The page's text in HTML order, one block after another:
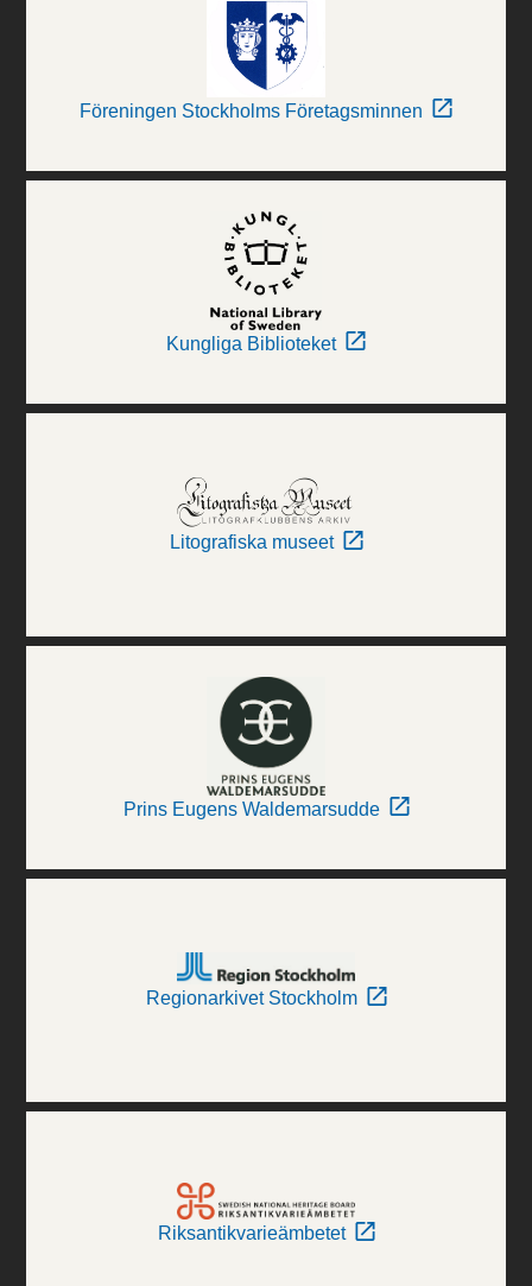
Föreningen Stockholms Företagsminnen
Kungliga Biblioteket
Litografiska museet
Prins Eugens Waldemarsudde
Regionarkivet Stockholm
Riksantikvarieämbetet